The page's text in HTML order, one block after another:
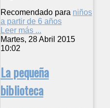
Recomendado para niños
a partir de 6 años
Leer más ...
Martes, 28 Abril 2015
10:02
La pequeña
biblioteca